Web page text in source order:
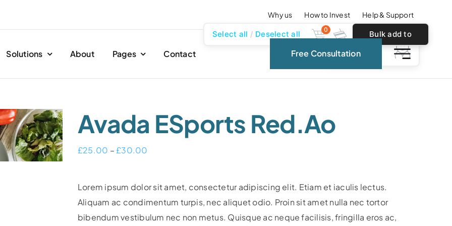
Why us How to Invest Help & Support
Solutions About Pages Contact Free Consultation
Avada ESports Red.ao
£25.00 – £30.00
Lorem ipsum dolor sit amet, consectetur adipiscing elit. Etiam et iaculis lectus.
Aliquam ac condimentum turpis, nec aliquet odio. Proin sit amet nulla nec tortor
bibendum vestibulum nec non metus. Quisque ac neque facilisis, fringilla eros ac,
0
Select all Deselect all 0 Bulk add to
cart